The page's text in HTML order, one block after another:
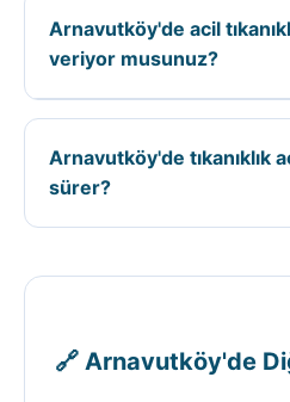
zorluğuna ve kullanılacak
belirlenir. Kesin fiyat için
yapıyoruz.
Arnavutköy'de acil
veriyor musunuz?
Evet, Arnavutköy ilçesinde
590 25 76 numaralı
ulaşabilirsiniz.
Arnavutköy'de tıkanıklık
sürer?
Arnavutköy'de tıkanıklık
🔗 Arnavutköy'de